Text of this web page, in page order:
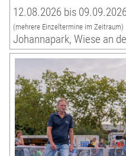
12.08.2026 bis
(mehrere Einzeltermine im Zeitraum)
Johannapark, Wiese an